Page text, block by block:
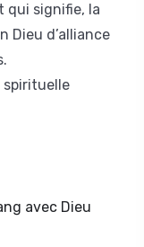
qui signifie, la
Dieu d’alliance
spirituelle
avec Dieu